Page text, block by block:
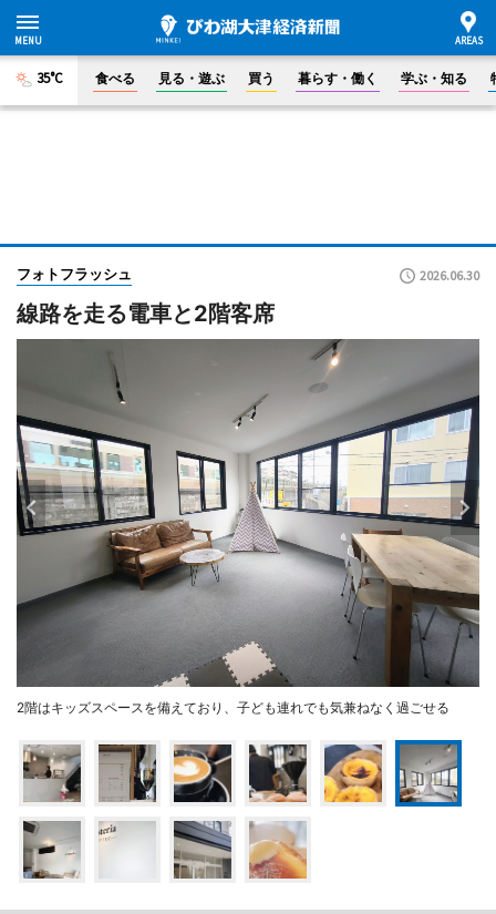
35°C 食べる 見る・遊ぶ 買う 暮らす・働く 学ぶ・知る
フォトフラッシュ 2026.06.30
線路を走る電車と2階客席
2階はキッズスペースを備えており、子ども連れでも気兼ねなく過ごせる